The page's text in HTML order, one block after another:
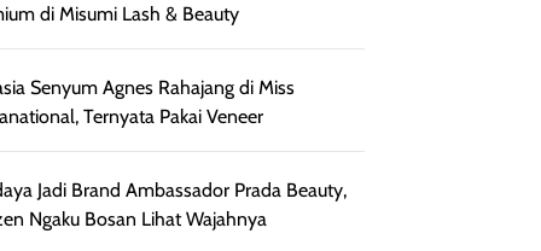
di Misumi Lash & Beauty
Senyum Agnes Rahajang di Miss
Ternyata Pakai Veneer
Jadi Brand Ambassador Prada Beauty,
Ngaku Bosan Lihat Wajahnya